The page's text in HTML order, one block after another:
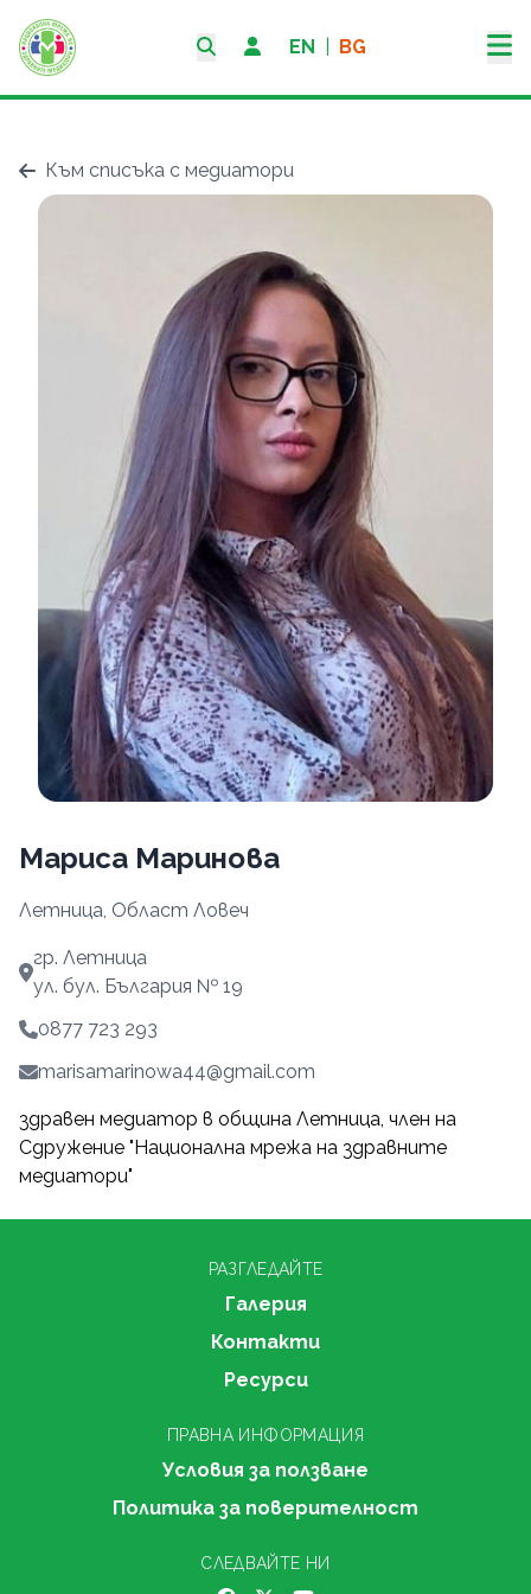
EN BG
Към списъка с медиатори
Мариса Маринова
Летница, Област Ловеч
гр. Летница
ул. бул. България № 19
0877 723 293
marisamarinowa44@gmail.com
здравен медиатор в община Летница, член на
Сдружение "Национална мрежа на здравните
медиатори"
РАЗГЛЕДАЙТЕ
Галерия
Контакти
Ресурси
ПРАВНА ИНФОРМАЦИЯ
Условия за ползване
Политика за поверителност
СЛЕДВАЙТЕ НИ